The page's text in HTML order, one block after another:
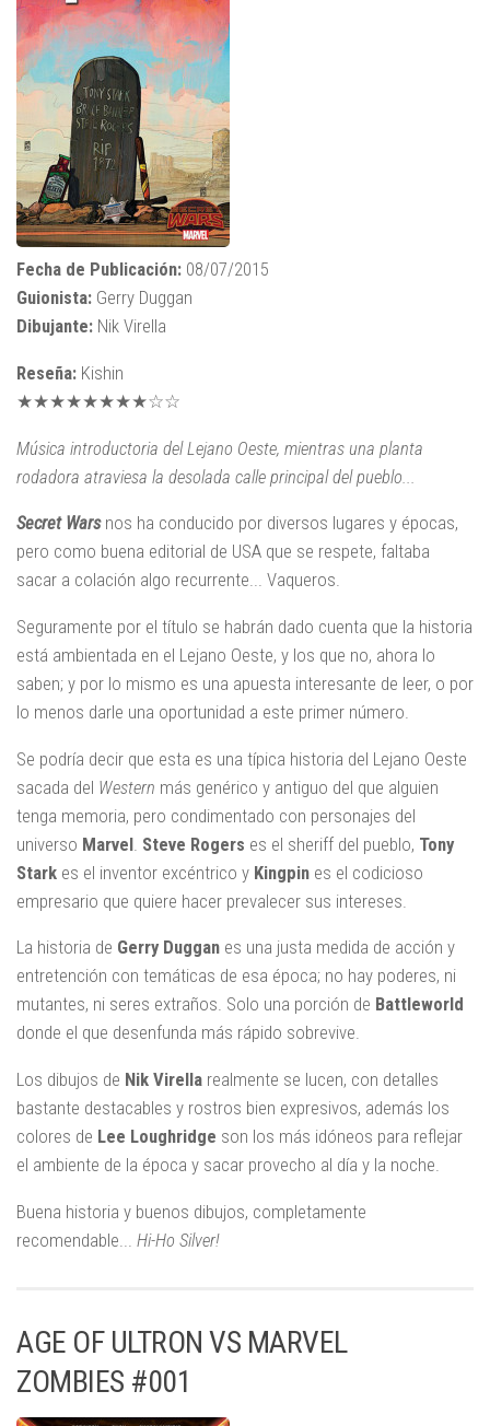
Fecha de Publicación: 08/07/2015
Guionista: Gerry Duggan
Dibujante: Nik Virella
Reseña: Kishin
★★★★★★★★☆☆
Música introductoria del Lejano Oeste, mientras una planta
rodadora atraviesa la desolada calle principal del pueblo...
Secret Warsnos ha conducido por diversos lugares y épocas,
pero como buena editorial de USA que se respete, faltaba
sacar a colación algo recurrente... Vaqueros.
Seguramente por el título se habrán dado cuenta que la historia
está ambientada en el Lejano Oeste, y los que no, ahora lo
saben; y por lo mismo es una apuesta interesante de leer, o por
lo menos darle una oportunidad a este primer número.
Se podría decir que esta es una típica historia del Lejano Oeste
sacada del Western más genérico y antiguo del que alguien
tenga memoria, pero condimentado con personajes del
universo Marvel Steve Rogers es el sheriff del pueblo, Tony
Stark es el inventor excéntrico y Kingpin es el codicioso
empresario que quiere hacer prevalecer sus intereses.
La historia de Gerry Duggan es una justa medida de acción y
entretención con temáticas de esa época; no hay poderes, ni
mutantes, ni seres extraños. Solo una porción de Battleworld
donde el que desenfunda más rápido sobrevive.
Los dibujos de Nik Virella realmente se lucen, con detalles
bastante destacables y rostros bien expresivos, además los
colores de Lee Loughridge son los más idóneos para reflejar
el ambiente de la época y sacar provecho al día y la noche.
Buena historia y buenos dibujos, completamente
recomendable... Hi-Ho Silver!
AGE OF ULTRON VS MARVEL
ZOMBIES #001